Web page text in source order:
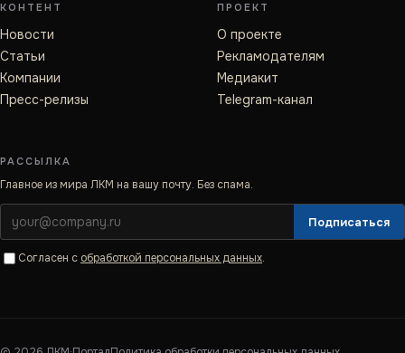
КОНТЕНТ
Новости
Статьи
Компании
Пресс-релизы
ПРОЕКТ
О проекте
Рекламодателям
Медиакит
Telegram-канал
РАССЫЛКА
Главное из мира ЛКМ на вашу почту. Без спама.
Подписаться
Согласен с обработкой персональных данных.